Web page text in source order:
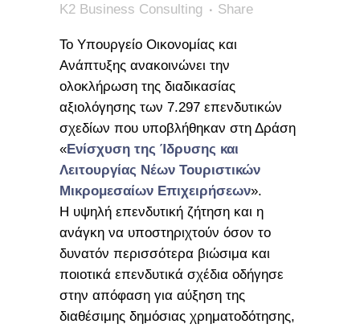
K2 Business Consulting
Share
Το Υπουργείο Οικονομίας και
Ανάπτυξης ανακοινώνει την
ολοκλήρωση της διαδικασίας
αξιολόγησης των 7.297 επενδυτικών
σχεδίων που υποβλήθηκαν στη Δράση
«Ενίσχυση της Ίδρυσης και
Λειτουργίας Νέων Τουριστικών
Μικρομεσαίων Επιχειρήσεων».
Η υψηλή επενδυτική ζήτηση και η
ανάγκη να υποστηριχτούν όσον το
δυνατόν περισσότερα βιώσιμα και
ποιοτικά επενδυτικά σχέδια οδήγησε
στην απόφαση για αύξηση της
διαθέσιμης δημόσιας χρηματοδότησης,